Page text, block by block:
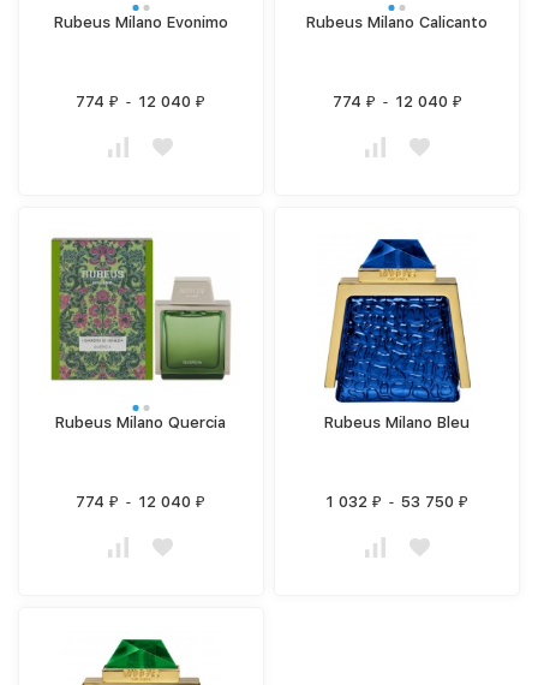
Rubeus Milano Evonimo
774₽ - 12 040₽
Rubeus Milano Calicanto
774 ₽ - 12 040 ₽
Rubeus Milano Quercia
774₽ - 12 040₽
Rubeus Milano Bleu
1 032₽ - 53 750₽